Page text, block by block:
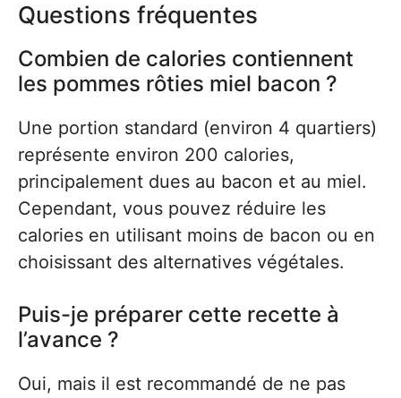
Questions fréquentes
Combien de calories contiennent
les pommes rôties miel bacon ?
Une portion standard (environ 4 quartiers)
représente environ 200 calories,
principalement dues au bacon et au miel.
Cependant, vous pouvez réduire les
calories en utilisant moins de bacon ou en
choisissant des alternatives végétales.
Puis-je préparer cette recette à
l’avance ?
Oui, mais il est recommandé de ne pas